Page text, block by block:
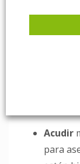
En
uso de
tanto
Acudir
para